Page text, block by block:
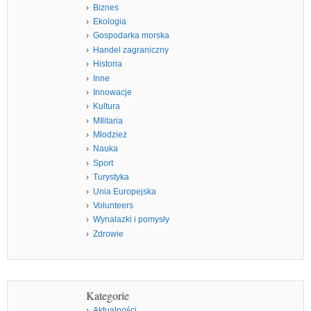
Biznes
Ekologia
Gospodarka morska
Handel zagraniczny
Historia
Inne
Innowacje
Kultura
MIlitaria
Młodzież
Nauka
Sport
Turystyka
Unia Europejska
Volunteers
Wynalazki i pomysły
Zdrowie
Kategorie